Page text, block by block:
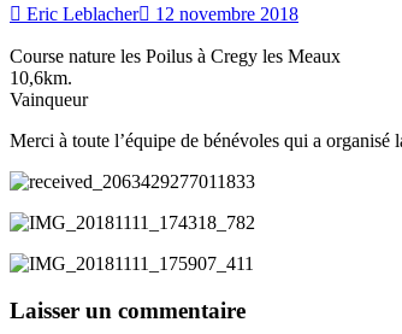
Eric Leblacher 12 novembre 2018
Course nature les Poilus à Cregy les Meaux
10,6km.
Vainqueur
Merci à toute l’équipe de bénévoles qui a
Laisser un commentaire